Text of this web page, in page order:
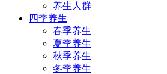
养生人群
四季养生
春季养生
夏季养生
秋季养生
冬季养生